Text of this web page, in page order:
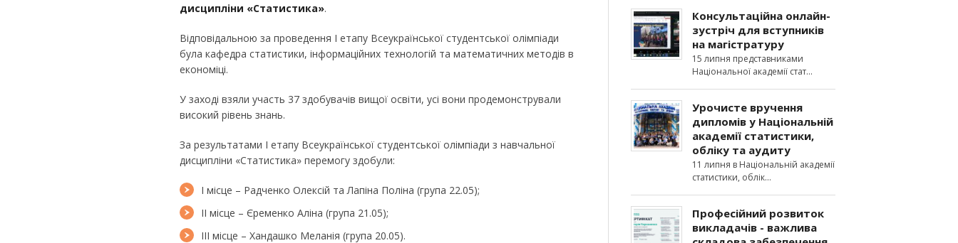
дисципліни «Статистика».
Відповідальною за проведення І етапу Всеукраїнської студентської олімпіади
була кафедра статистики, інформаційних технологій та математичних методів в
економіці.
У заході взяли участь 37 здобувачів вищої освіти, усі вони продемонстрували
високий рівень знань.
За результатами І етапу Всеукраїнської студентської олімпіади з навчальної
дисципліни «Статистика» перемогу здобули:
І місце – Радченко Олексій та Лапіна Поліна (група 22.05);
ІІ місце – Єременко Аліна (група 21.05);
ІІІ місце – Хандашко Меланія (група 20.05).
Консультаційна онлайн-
зустріч для вступників
на магістратуру
15 липня представниками
Національної академії стат
Урочисте вручення
дипломів у Національній
академії статистики,
обліку та аудиту
11 липня в Національній академії
статистики, облік
Професійний розвиток
викладачів - важлива